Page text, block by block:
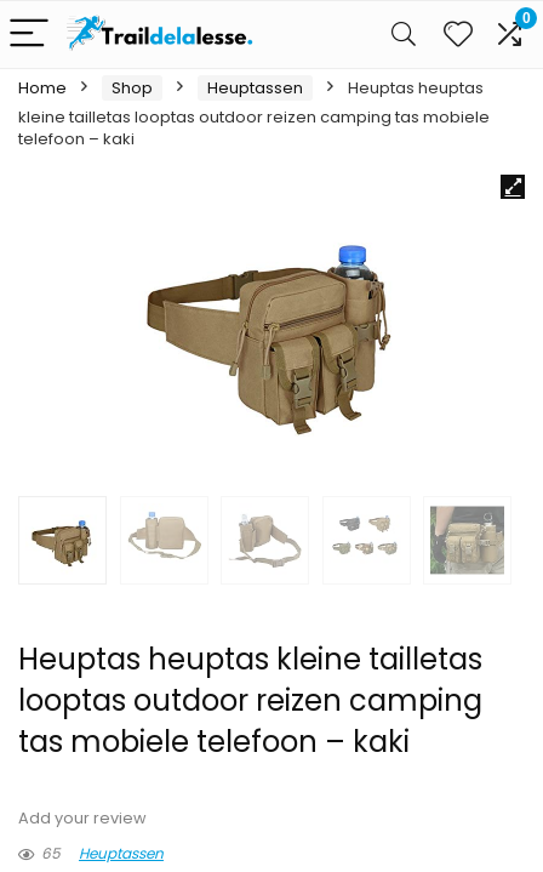
0
Home Shop Heuptassen
Heuptas heuptas
kleine tailletas looptas outdoor reizen camping tas mobiele
telefoon – kaki
Heuptas heuptas kleine tailletas
looptas outdoor reizen camping
tas mobiele telefoon – kaki
Add your review
65
Heuptassen